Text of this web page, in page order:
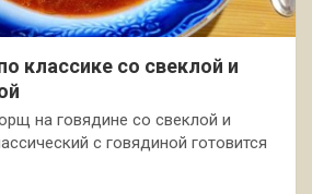
классике со свеклой и
на говядине со свеклой и
с говядиной готовится